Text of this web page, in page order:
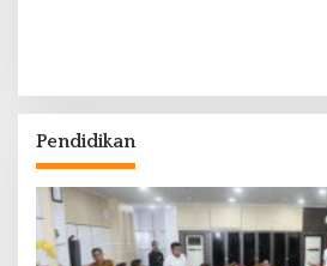
Pendidikan